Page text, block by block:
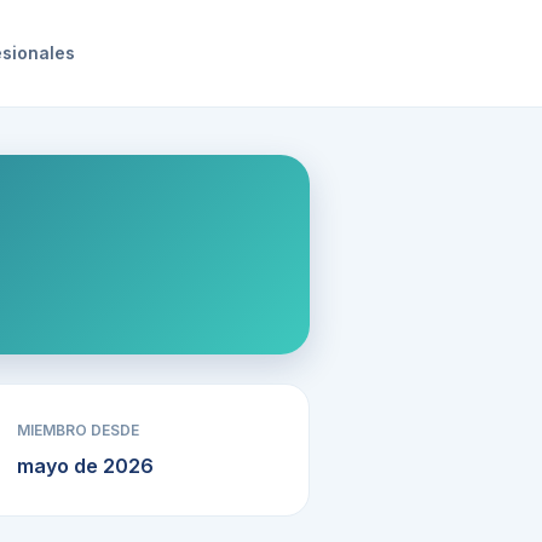
MIEMBRO DESDE
mayo de 2026